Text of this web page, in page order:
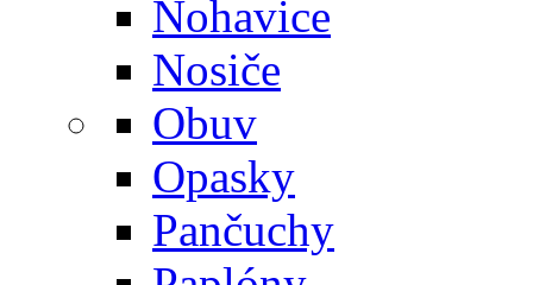
Nohavice
Nosiče
Obuv
Opasky
Pančuchy